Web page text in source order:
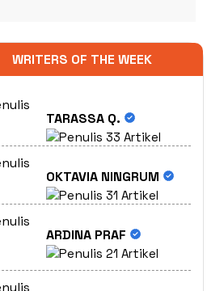
WRITERS OF THE WEEK
TARASSA Q.
33 Artikel
OKTAVIA NINGRUM
31 Artikel
ARDINA PRAF
21 Artikel